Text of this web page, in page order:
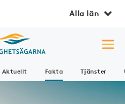
Alla län
Aktuellt Fakta Tjänster